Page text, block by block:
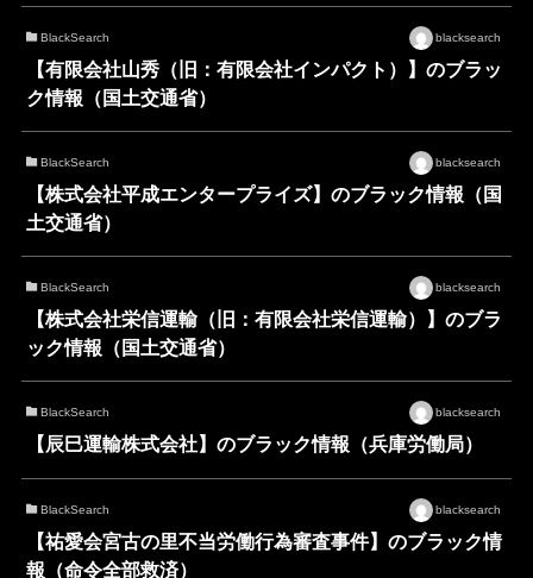
BlackSearch blacksearch
【有限会社山秀（旧：有限会社インパクト）】のブラッ
ク情報（国土交通省）
BlackSearch blacksearch
【株式会社平成エンタープライズ】のブラック情報（国
土交通省）
BlackSearch blacksearch
【株式会社栄信運輸（旧：有限会社栄信運輸）】のブラ
ック情報（国土交通省）
BlackSearch blacksearch
【辰巳運輸株式会社】のブラック情報（兵庫労働局）
BlackSearch blacksearch
【祐愛会宮古の里不当労働行為審査事件】のブラック情
報（命令全部救済）